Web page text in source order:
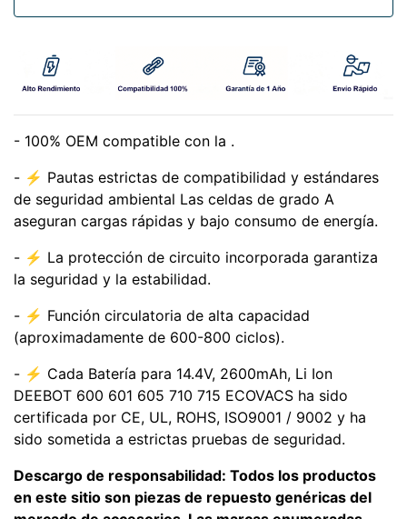
- 100% OEM compatible con la .
- ⚡ Pautas estrictas de compatibilidad y estándares
de seguridad ambiental Las celdas de grado A
aseguran cargas rápidas y bajo consumo de energía.
- ⚡ La protección de circuito incorporada garantiza
la seguridad y la estabilidad.
- ⚡ Función circulatoria de alta capacidad
(aproximadamente de 600-800 ciclos).
- ⚡ Cada Batería para 14.4V, 2600mAh, Li Ion
DEEBOT 600 601 605 710 715 ECOVACS ha sido
certificada por CE, UL, ROHS, ISO9001 / 9002 y ha
sido sometida a estrictas pruebas de seguridad.
Descargo de responsabilidad: Todos los productos
en este sitio son piezas de repuesto genéricas del